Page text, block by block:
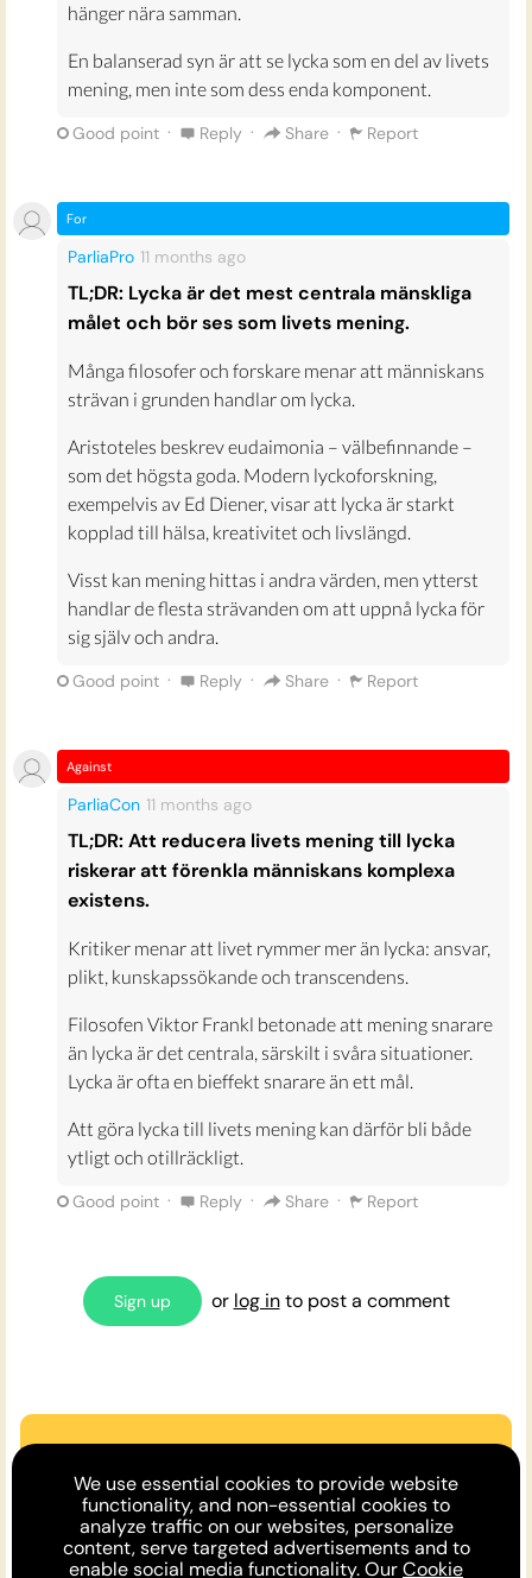
hänger nära samman.
En balanserad syn är att se lycka som en del av livets
mening, men inte som dess enda komponent.
Good point · Reply · Share · Report
For
ParliaPro 11 months ago
TL;DR: Lycka är det mest centrala mänskliga
målet och bör ses som livets mening.
Många filosofer och forskare menar att människans
strävan i grunden handlar om lycka.
Aristoteles beskrev eudaimonia – välbefinnande –
som det högsta goda. Modern lyckoforskning,
exempelvis av Ed Diener, visar att lycka är starkt
kopplad till hälsa, kreativitet och livslängd.
Visst kan mening hittas i andra värden, men ytterst
handlar de flesta strävanden om att uppnå lycka för
sig själv och andra.
Good point · Reply · Share · Report
Against
ParliaCon 11 months ago
TL;DR: Att reducera livets mening till lycka
riskerar att förenkla människans komplexa
existens.
Kritiker menar att livet rymmer mer än lycka: ansvar,
plikt, kunskapssökande och transcendens.
Filosofen Viktor Frankl betonade att mening snarare
än lycka är det centrala, särskilt i svåra situationer.
Lycka är ofta en bieffekt snarare än ett mål.
Att göra lycka till livets mening kan därför bli både
ytligt och otillräckligt.
Good point · Reply · Share · Report
Sign up or log into post a comment
Make the case or invite a friend to
comment!
We use essential cookies to provide website
functionality, and non-essential cookies to
analyze traffic on our websites, personalize
content, serve targeted advertisements and to
enable social media functionality. OurCookie